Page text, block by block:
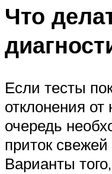
Что
Если тесты
отклонения
очередь
приток
Варианты